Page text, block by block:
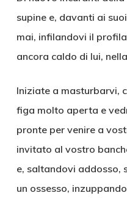
supine e, davanti ai
mai, infilandovi il
ancora caldo di lui,
Iniziate a masturbarvi,
figa molto aperta e
pronte per venire a
invitato al vostro
e, saltandovi addosso,
un ossesso,